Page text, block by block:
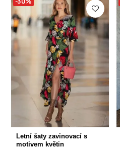
Letní šaty zavinovací s
motivem květin